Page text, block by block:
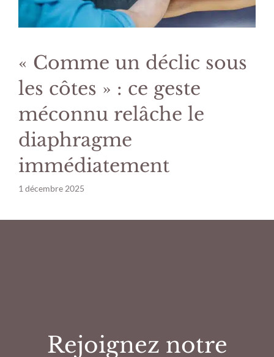
« Comme un déclic sous
les côtes » : ce geste
méconnu relâche le
diaphragme
immédiatement
1 décembre 2025
Rejoignez notre